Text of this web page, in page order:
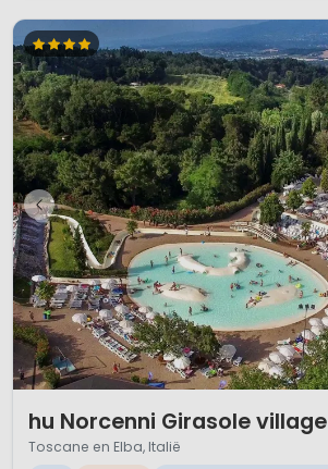
hu Norcenni Girasole village
Toscane en Elba, Italië